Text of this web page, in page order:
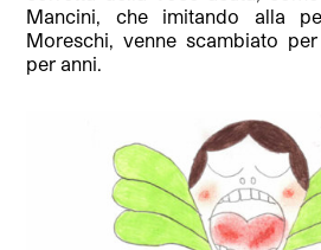
Mancini, che imitando alla
Moreschi, venne scambiato
per anni.